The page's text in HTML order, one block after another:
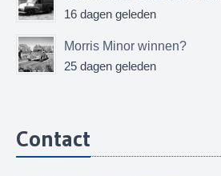
16 dagen geleden
Morris Minor winnen?
25 dagen geleden
Contact